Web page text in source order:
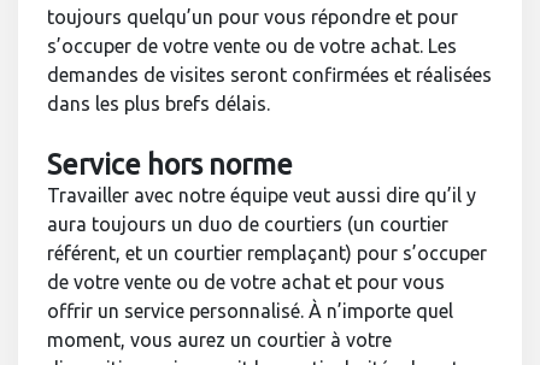
toujours quelqu’un pour vous répondre et pour
s’occuper de votre vente ou de votre achat. Les
demandes de visites seront confirmées et réalisées
dans les plus brefs délais.
Service hors norme
Travailler avec notre équipe veut aussi dire qu’il y
aura toujours un duo de courtiers (un courtier
référent, et un courtier remplaçant) pour s’occuper
de votre vente ou de votre achat et pour vous
offrir un service personnalisé. À n’importe quel
moment, vous aurez un courtier à votre